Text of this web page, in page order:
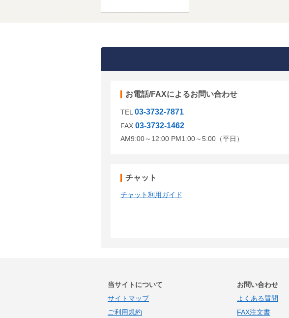
お電話/FAXによるお問い合わせ
TEL 03-3732-7871
FAX 03-3732-1462
AM9:00～12:00 PM1:00～5:00（平日）
チャット
チャット利用ガイド
当サイトについて
サイトマップ
ご利用規約
お問い合わせ
よくある質問
FAX注文書